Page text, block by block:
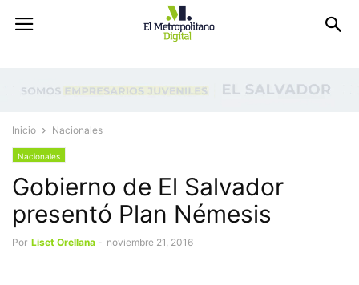
Inicio Nacionales
Nacionales
Gobierno de El Salvador
presentó Plan Némesis
Por Liset Orellana - noviembre 21, 2016